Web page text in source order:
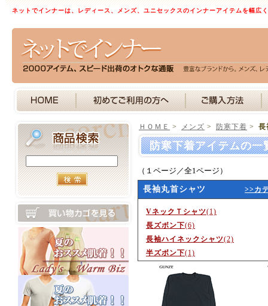
ネットでインナーは、レディース、メンズ、ユニセックスのインナーアイテムを幅広
ＨＯＭＥ > メンズ > 防寒下着 > 長
防寒下着アイテムの
（１ページ／全1ページ）
長袖丸首シャツ >>カ
VネックＴシャツ(1)
長ズボン下(6)
長袖ハイネックシャツ(2)
半ズボン下(1)